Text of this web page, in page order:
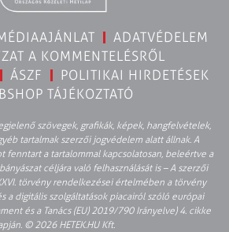
ADATVÉDELEM
A KOMMENTELÉSRŐL
ÁSZF
POLITIKAI HIRDETÉSEK
TÁJÉKOZTATÓ
szövegek, grafikák, képek, hangfelvételek,
tartalmak szerzői jogvédelem alatt állnak. A
fenntart a tartalommal kapcsolatosan, beleértve a
céljára való felhasználását is – A szerzői
törvény rendelkezései értelmében a törvény
a digitális szolgáltatások piacairól szóló európai
és a Tanács (EU) 2019/790 Irányelve) 4. cikke
© 2026 HETEK.HU Kft.